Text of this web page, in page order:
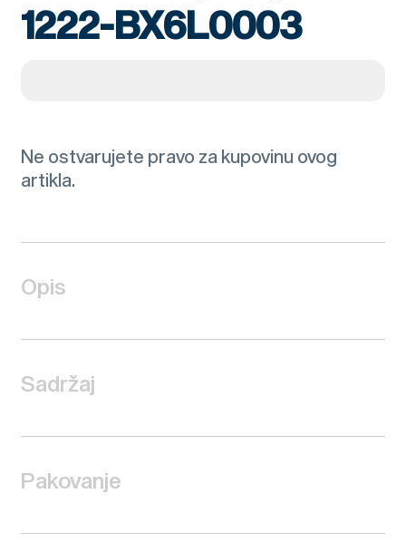
1222-BX6L0003
Ne ostvarujete pravo za kupovinu ovog
artikla.
Opis
Sadržaj
Pakovanje